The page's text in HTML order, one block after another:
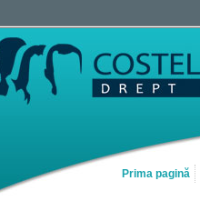
Prima pagină